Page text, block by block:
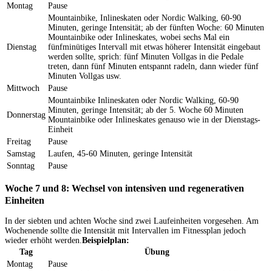
Montag
Pause
Dienstag
Mountainbike, Inlineskaten oder Nordic Walking, 60-90
Minuten, geringe Intensität; ab der fünften Woche: 60 Minuten
Mountainbike oder Inlineskates, wobei sechs Mal ein
fünfminütiges Intervall mit etwas höherer Intensität eingebaut
werden sollte, sprich: fünf Minuten Vollgas in die Pedale
treten, dann fünf Minuten entspannt radeln, dann wieder fünf
Minuten Vollgas usw.
Mittwoch
Pause
Donnerstag
Mountainbike Inlineskaten oder Nordic Walking, 60-90
Minuten, geringe Intensität; ab der 5. Woche 60 Minuten
Mountainbike oder Inlineskates genauso wie in der Dienstags-
Einheit
Freitag
Pause
Samstag
Laufen, 45-60 Minuten, geringe Intensität
Sonntag
Pause
Woche 7 und 8: Wechsel von intensiven und regenerativen
Einheiten
In der siebten und achten Woche sind zwei Laufeinheiten vorgesehen. Am
Wochenende sollte die Intensität mit Intervallen im Fitnessplan jedoch
wieder erhöht werden.Beispielplan:
Tag
Übung
Montag
Pause